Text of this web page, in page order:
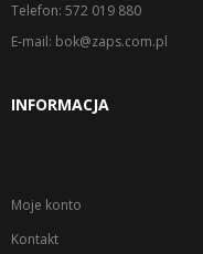
Telefon: 572 019 880
E-mail: bok@zaps.com.pl
INFORMACJA
Moje konto
Kontakt